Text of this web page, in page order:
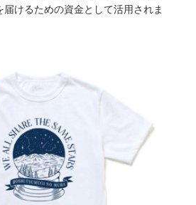
けるための資金として活用されま